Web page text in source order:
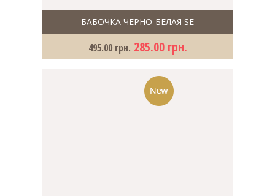
БАБОЧКА ЧЕРНО-БЕЛАЯ SE
495.00 грн. 285.00 грн.